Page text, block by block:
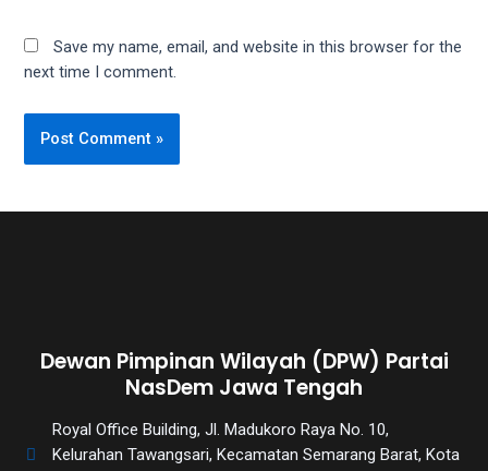
Save my name, email, and website in this browser for the
next time I comment.
Dewan Pimpinan Wilayah (DPW) Partai
NasDem Jawa Tengah
Royal Office Building, Jl. Madukoro Raya No. 10,
Kelurahan Tawangsari, Kecamatan Semarang Barat, Kota